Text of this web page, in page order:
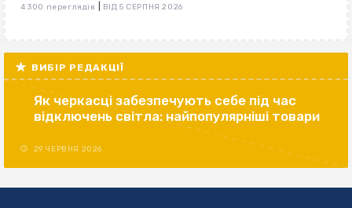
4 300 переглядів ВІД 5 СЕРПНЯ 2026
ВИБІР РЕДАКЦІЇ
Як черкасці забезпечують себе під час
відключень світла: найпопулярніші товари
29 ЧЕРВНЯ 2026